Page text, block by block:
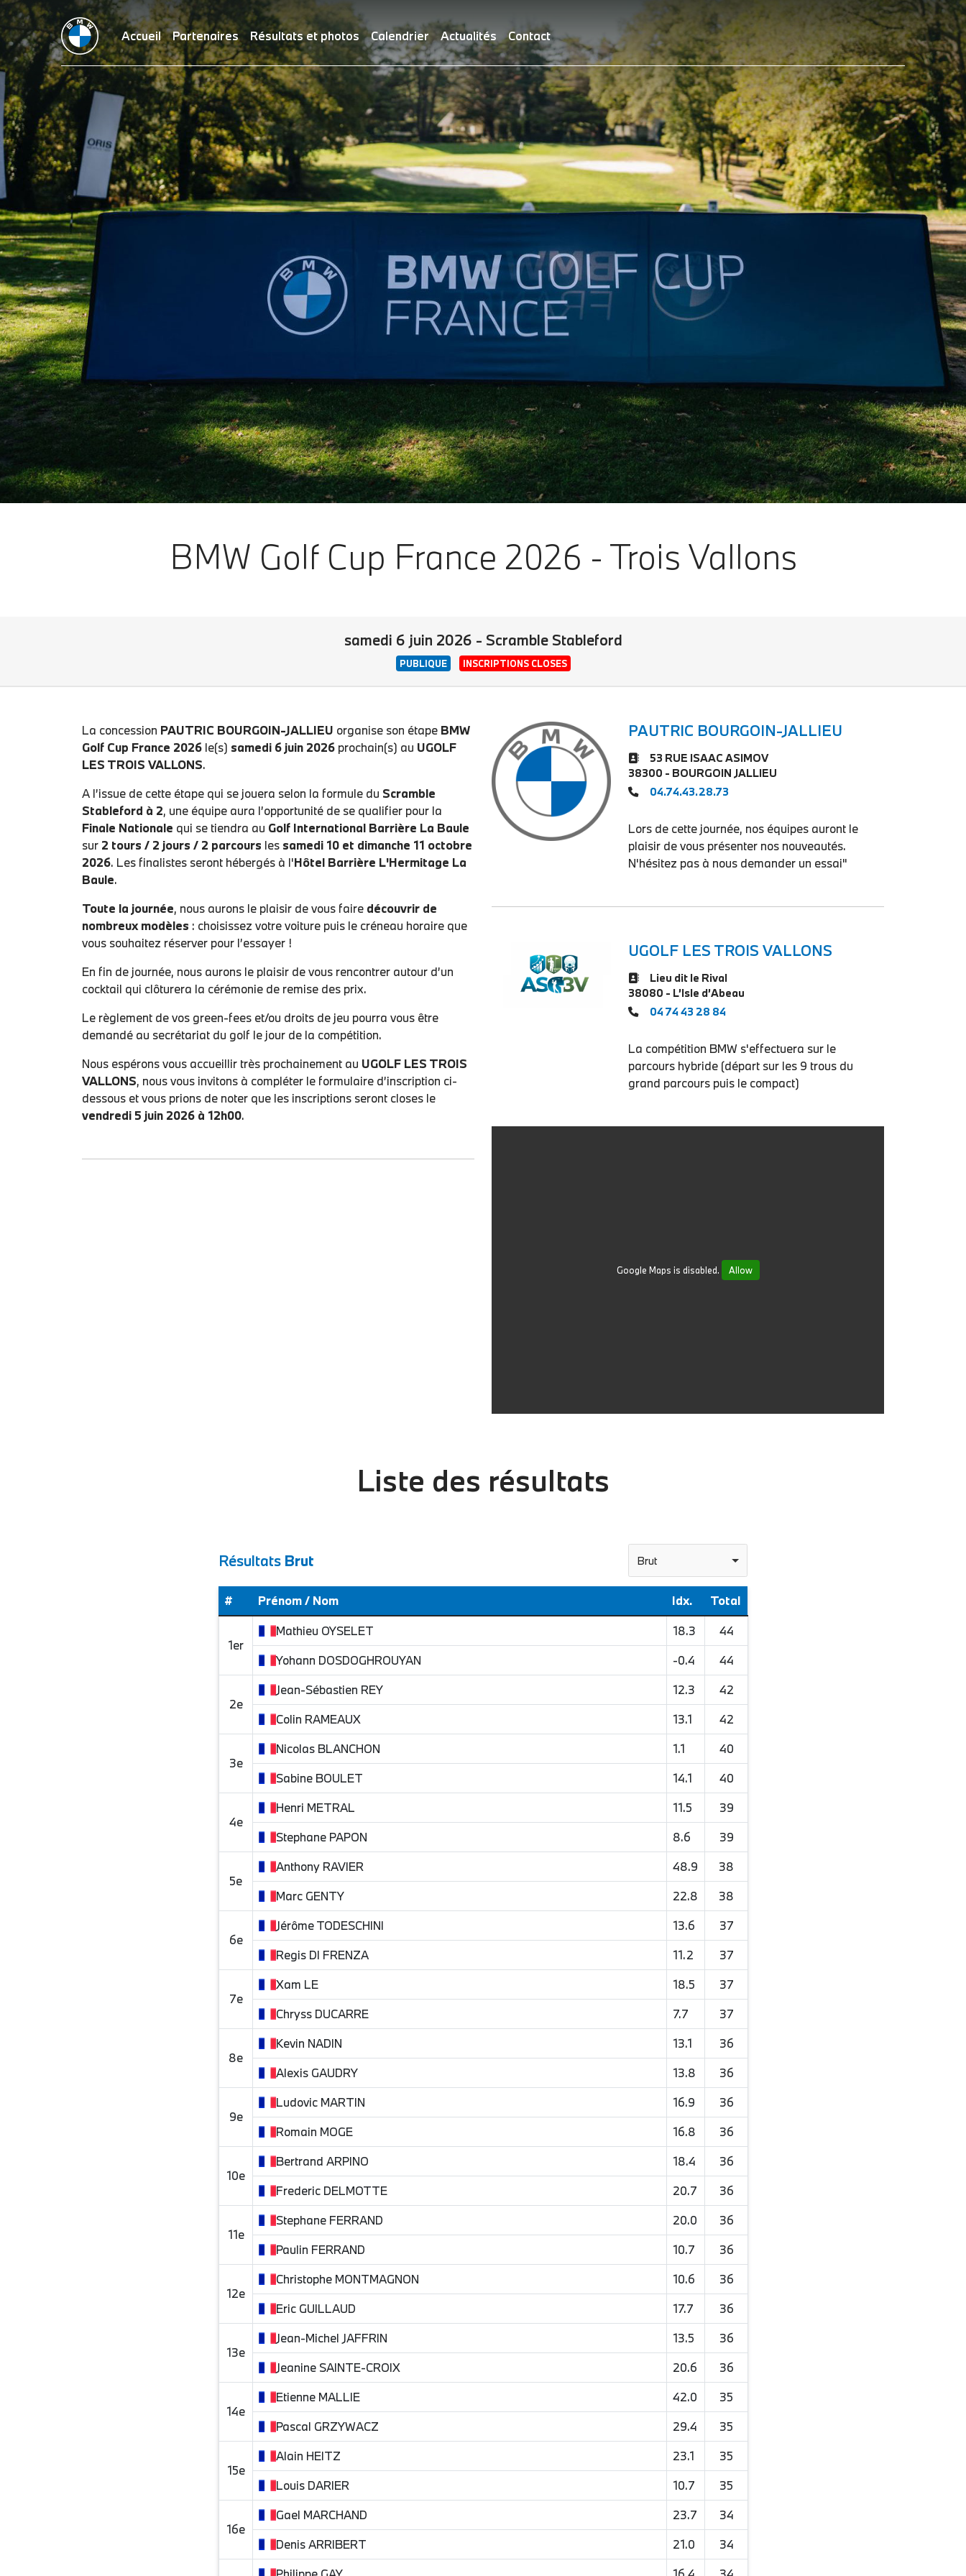
Accueil Partenaires Résultats et photos Calendrier Actualités Contact
BMW Golf Cup France 2026 - Trois Vallons
samedi 6 juin 2026 - Scramble Stableford
PUBLIQUE INSCRIPTIONS CLOSES
La concession PAUTRIC BOURGOIN-JALLIEU organise son étape BMW
Golf Cup France 2026 le(s) samedi 6 juin 2026 prochain(s) au UGOLF
LES TROIS VALLONS.
A l’issue de cette étape qui se jouera selon la formule du Scramble
Stableford à 2, une équipe aura l’opportunité de se qualifier pour la
Finale Nationale qui se tiendra au Golf International Barrière La Baule
sur 2 tours / 2 jours / 2 parcours les samedi 10 et dimanche 11 octobre
2026. Les finalistes seront hébergés à l'Hôtel Barrière L'Hermitage La
Baule.
Toute la journée, nous aurons le plaisir de vous faire découvrir de
nombreux modèles : choisissez votre voiture puis le créneau horaire que
vous souhaitez réserver pour l’essayer !
En fin de journée, nous aurons le plaisir de vous rencontrer autour d’un
cocktail qui clôturera la cérémonie de remise des prix.
Le règlement de vos green-fees et/ou droits de jeu pourra vous être
demandé au secrétariat du golf le jour de la compétition.
Nous espérons vous accueillir très prochainement au UGOLF LES TROIS
VALLONS, nous vous invitons à compléter le formulaire d’inscription ci-
dessous et vous prions de noter que les inscriptions seront closes le
vendredi 5 juin 2026 à 12h00.
PAUTRIC BOURGOIN-JALLIEU
53 RUE ISAAC ASIMOV
38300 - BOURGOIN JALLIEU
04.74.43.28.73
Lors de cette journée, nos équipes auront le
plaisir de vous présenter nos nouveautés.
N'hésitez pas à nous demander un essai"
UGOLF LES TROIS VALLONS
Lieu dit le Rival
38080 - L’Isle d’Abeau
04 74 43 28 84
La compétition BMW s'effectuera sur le
parcours hybride (départ sur les 9 trous du
grand parcours puis le compact)
Google Maps is disabled. Allow
Liste des résultats
Résultats Brut Brut
# Prénom / Nom Idx. Total
1er
Mathieu OYSELET 18.3
44
Yohann DOSDOGHROUYAN -0.4 44
2e
Jean-Sébastien REY 12.3
42
Colin RAMEAUX 13.1 42
3e
Nicolas BLANCHON 1.1
40
Sabine BOULET 14.1 40
4e
Henri METRAL 11.5
39
Stephane PAPON 8.6 39
5e
Anthony RAVIER 48.9
38
Marc GENTY 22.8 38
6e
JérômeTODESCHINI 13.6
37
Regis DI FRENZA 11.2 37
7e
Xam LE 18.5
37
Chryss DUCARRE 7.7 37
8e
Kevin NADIN 13.1
36
Alexis GAUDRY 13.8 36
9e
Ludovic MARTIN 16.9
36
Romain MOGE 16.8 36
10e
Bertrand ARPINO 18.4
36
Frederic DELMOTTE 20.7 36
11e
Stephane FERRAND 20.0
36
Paulin FERRAND 10.7 36
12e
Christophe MONTMAGNON 10.6
36
Eric GUILLAUD 17.7 36
13e
Jean-Michel JAFFRIN 13.5
36
Jeanine SAINTE-CROIX 20.6 36
14e
Etienne MALLIE 42.0
35
Pascal GRZYWACZ 29.4 35
15e
Alain HEITZ 23.1
35
Louis DARIER 10.7 35
16e
Gael MARCHAND 23.7
34
DenisARRIBERT 21.0
34